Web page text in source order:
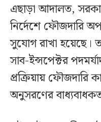
এছাড়া আদালত,
নির্দেশে ফৌজদারি
সুযোগ রাখা হয়েছে।
সাব-ইন্সপেক্টর
প্রক্রিয়ায় ফৌজদারি
অনুসরণের